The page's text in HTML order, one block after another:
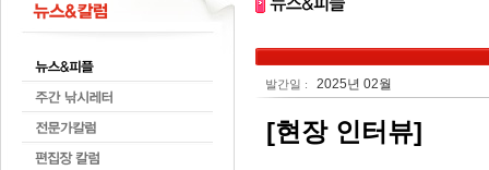
발간일 : 2025년 02월